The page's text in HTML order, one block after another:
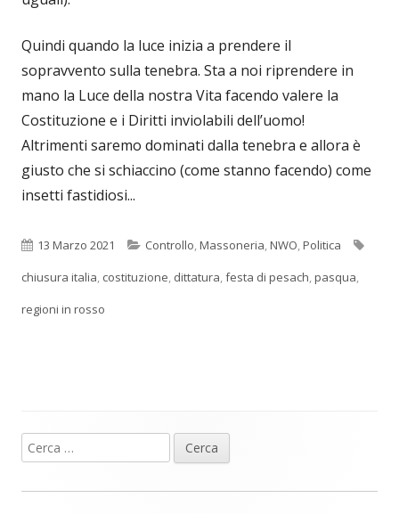
Quindi quando la luce inizia a prendere il
sopravvento sulla tenebra. Sta a noi riprendere in
mano la Luce della nostra Vita facendo valere la
Costituzione e i Diritti inviolabili dell’uomo!
Altrimenti saremo dominati dalla tenebra e allora è
giusto che si schiaccino (come stanno facendo) come
insetti fastidiosi...
Pubblicato
13 Marzo 2021 Categorie
Controllo,Massoneria,NWO,Politica
chiusura italia, costituzione, dittatura,festa di pesach,pasqua,
regioni in rosso
Barra
laterale
Ricerca
per: